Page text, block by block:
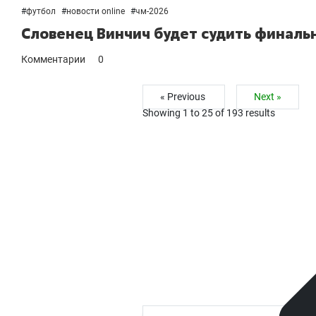
#футбол #новости online #чм-2026
Словенец Винчич будет судить
Комментарии 0
« Previous
Next »
Showing1to25of193results